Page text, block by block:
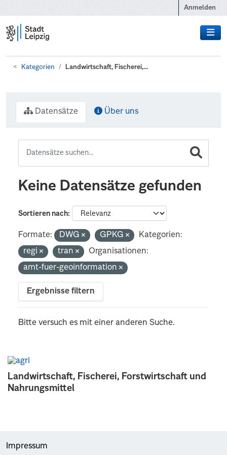
Anmelden
Kategorien Landwirtschaft, Fischerei,...
Landwirtschaft, Fischerei, Forstwirtschaft und
Nahrungsmittel
Datensätze Über uns
Keine Datensätze gefunden
Sortieren nach
Formate: DWG GPKG
Kategorien:
regi
tran
Organisationen:
amt-fuer-geoinformation
Ergebnisse filtern
Bitte versuch es mit einer anderen Suche.
Impressum